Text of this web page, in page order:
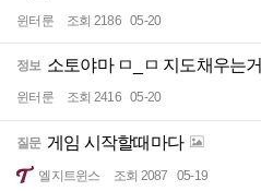
윈터룬 조회 2186 05-20
정보 소토야마 ㅁ_ㅁ 지도채우는거
윈터룬 조회 2416 05-20
질문 게임 시작할때마다
엘지트윈스 조회 2087 05-19